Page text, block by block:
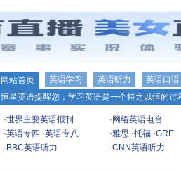
网站首页 英语学习 英语听力
英语口语
恒星英语提醒您：学习英语是一个持之以恒的
·世界主要英语报刊 · 网络英语电台
·英语专四 ·英语专八 ·雅思 ·托福 ·GRE
· BBC英语听力 ·CNN英语听力